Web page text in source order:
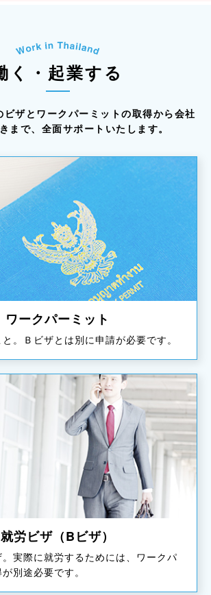
く・起業する
ビザとワークパーミットの取得から会社
まで、全面サポートいたします。
ワークパーミット
。Ｂビザとは別に申請が必要です。
就労ビザ（Bビザ）
実際に就労するためには、ワークパ
別途必要です。